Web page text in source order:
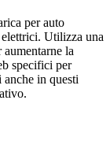
per auto
Utilizza una
la
specifici per
in questi